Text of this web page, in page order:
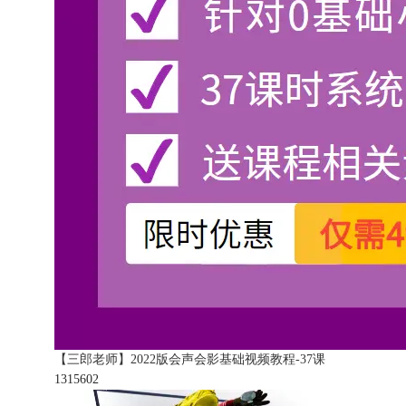
【三郎老师】2022版会声会影基础视频教程-37课
1315602